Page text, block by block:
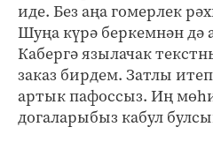
иде. Без аңа гомерлек
Шуңа күрә беркемнән дә
Кабергә язылачак
заказ бирдем. Затлы
артык пафоссыз. Иң
догаларыбыз кабул